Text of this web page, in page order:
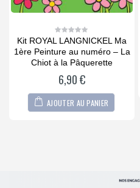
of
5
Kit ROYAL LANGNICKEL Ma
1ère Peinture au numéro – La
Chiot à la Pâquerette
6,90€
AJOUTER AU PANIER